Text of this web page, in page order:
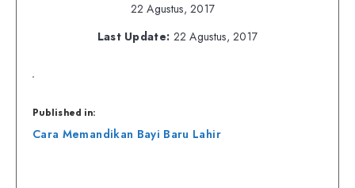
22 Agustus, 2017
Last Update: 22 Agustus, 2017
Published in:
Navigasi
Cara Memandikan Bayi Baru Lahir